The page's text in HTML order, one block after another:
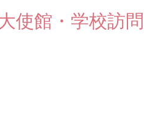
使館・学校訪問